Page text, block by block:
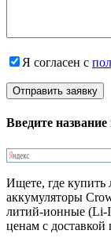
Я согласен с
Введите
Ищете, где
аккумуляторы
литий-ионные (Li-
ценам с доставкой